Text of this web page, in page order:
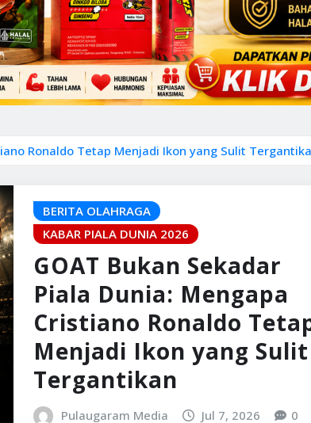
Ronaldo Tetap Menjadi Ikon yang Sulit
BERITA OLAHRAGA
KABAR PIALA DUNIA 2026
GOAT Bukan Sekadar
Piala Dunia: Mengapa
Cristiano Ronaldo
Menjadi Ikon yang Sulit
Tergantikan
Pulaugaram Media Jul 7, 2026 0